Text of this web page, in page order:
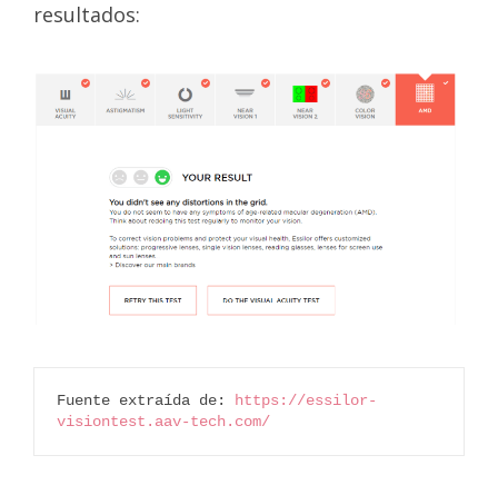
resultados:
Fuente extraída de:
https://essilor-
visiontest.aav-tech.com/